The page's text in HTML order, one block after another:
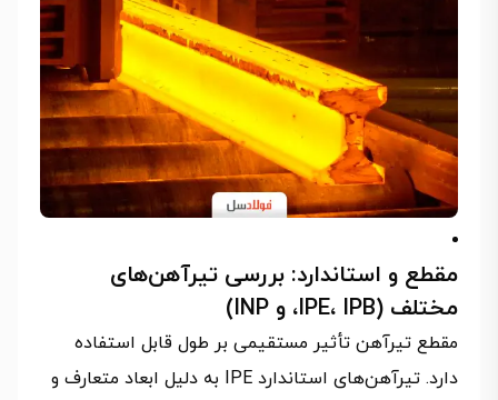
مقطع و استاندارد: بررسی تیرآهن‌های
مختلف (IPE، IPB، و INP)
مقطع تیرآهن تأثیر مستقیمی بر طول قابل استفاده
دارد. تیرآهن‌های استاندارد IPE به دلیل ابعاد متعارف و